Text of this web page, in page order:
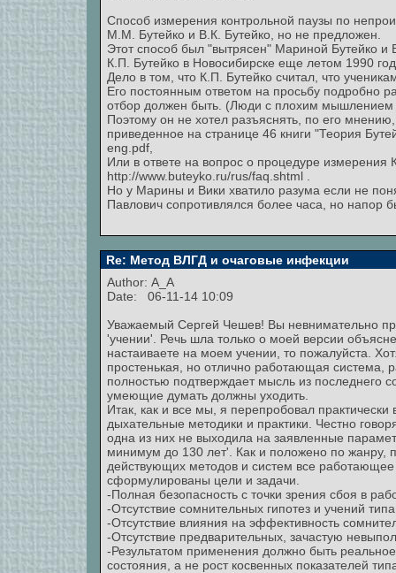
Способ измерения контрольной паузы по
М.М. Бутейко и В.К. Бутейко, но не предложен.
Этот способ был "вытрясен" Мариной Бутейко и
К.П. Бутейко в Новосибирске еще летом 1990
Дело в том, что К.П. Бутейко считал, что
Его постоянным ответом на просьбу подробно
отбор должен быть. (Люди с плохим
Поэтому он не хотел разъяснять, по его
приведенное на странице 46 книги "Теория
eng.pdf,
Или в ответе на вопрос о процедуре измерения
http://www.buteyko.ru/rus/faq.shtml .
Но у Марины и Вики хватило разума если не
Павлович сопротивлялся более часа, но напор
Re: Метод ВЛГД и очаговые инфекции
Author: A_A
Date: 06-11-14 10:09
Уважаемый Сергей Чешев! Вы невнимательно
'учении'. Речь шла только о моей версии
настаиваете на моем учении, то пожалуйста.
простенькая, но отлично работающая система,
полностью подтверждает мысль из последнего
умеющие думать должны уходить.
Итак, как и все мы, я перепробовал
дыхательные методики и практики. Честно
одна из них не выходила на заявленные
минимум до 130 лет'. Как и положено по жанру,
действующих методов и систем все
сформулированы цели и задачи.
-Полная безопасность с точки зрения сбоя в
-Отсутствие сомнительных гипотез и учений
-Отсутствие влияния на эффективность
-Отсутствие предварительных, зачастую
-Результатом применения должно быть
состояния, а не рост косвенных показателей